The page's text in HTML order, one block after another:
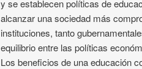
y se establecen políticas de
alcanzar una sociedad más
instituciones, tanto
equilibrio entre las políticas
Los beneficios de una educación